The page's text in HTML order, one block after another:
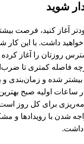
آغاز کنید، فرصت
داشت. با این کار
روزتان را آغاز کرده
فاصله کمتری تا
شده و زمان‌بندی و
ساعات اولیه صبح
برای کل روز است.
شدن با رویدادها و
داشت.